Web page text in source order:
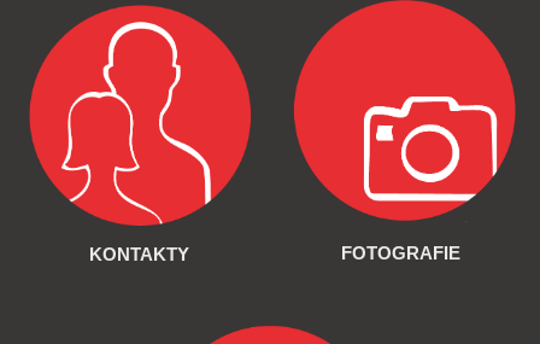
KONTAKTY FOTOGRAFIE